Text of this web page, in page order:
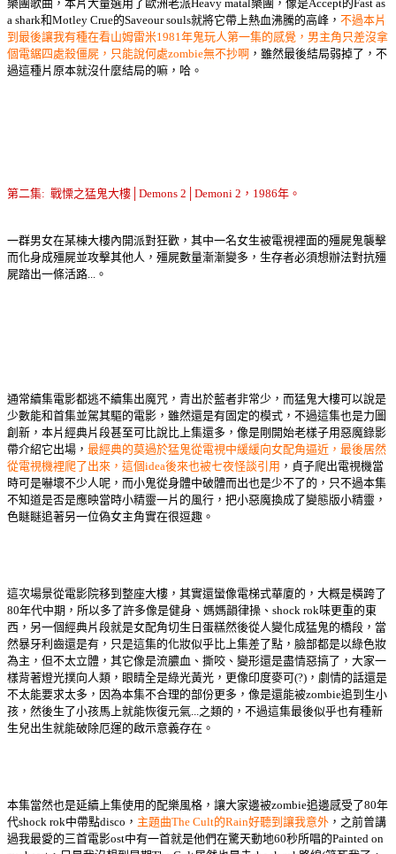
樂團歌曲，本片大量選用了歐洲老派Heavy matal樂團，像是Accept的Fast as
a shark和Motley Crue的Saveour souls就將它帶上熱血沸騰的高峰， 不過本片
到最後讓我有種在看山姆雷米1981年鬼玩人第一集的感覺，男主角只差沒拿
個電鋸四處殺僵屍，只能說何處zombie無不抄啊 ，雖然最後結局弱掉了，不
過這種片原本就沒什麼結局的嘛，哈。
第二集: 戰慄之猛鬼大樓│Demons 2│Demoni 2，1986年。
一群男女在某棟大樓內開派對狂歡，其中一名女生被電視裡面的殭屍鬼襲擊
而化身成殭屍並攻擊其他人，殭屍數量漸漸變多，生存者必須想辦法對抗殭
屍踏出一條活路...。
通常續集電影都逃不續集出魔咒，青出於藍者非常少，而猛鬼大樓可以說是
少數能和首集並駕其驅的電影，雖然還是有固定的模式，不過這集也是力圖
創新，本片經典片段甚至可比說比上集還多，像是剛開始老樣子用惡魔錄影
帶介紹它出場， 最經典的莫過於猛鬼從電視中緩緩向女配角逼近，最後居然
從電視機裡爬了出來，這個idea後來也被七夜怪談引用 ，貞子爬出電視機當
時可是嚇壞不少人呢，而小鬼從身體中破體而出也是少不了的，只不過本集
不知道是否是應映當時小精靈一片的風行，把小惡魔換成了變態版小精靈，
色瞇瞇追著另一位偽女主角實在很逗趣。
這次場景從電影院移到整座大樓，其實還蠻像電梯式華廈的，大概是橫跨了
80年代中期，所以多了許多像是健身、媽媽韻律操、shock rok味更重的東
西，另一個經典片段就是女配角切生日蛋糕然後從人變化成猛鬼的橋段，當
然暴牙利齒還是有，只是這集的化妝似乎比上集差了點，臉部都是以綠色妝
為主，但不太立體，其它像是流膿血、撕咬、變形還是盡情惡搞了，大家一
樣背著燈光撲向人類，眼睛全是綠光黃光，更像印度麥可(?)，劇情的話還是
不太能要求太多，因為本集不合理的部份更多，像是還能被zombie追到生小
孩，然後生了小孩馬上就能恢復元氣...之類的，不過這集最後似乎也有種新
生兒出生就能破除厄運的啟示意義存在。
本集當然也是延續上集使用的配樂風格，讓大家邊被zombie追邊感受了80年
代shock rok中帶點disco， 主題曲The Cult的Rain好聽到讓我意外 ，之前曾講
過我最愛的三首電影ost中有一首就是他們在驚天動地60秒所唱的Painted on